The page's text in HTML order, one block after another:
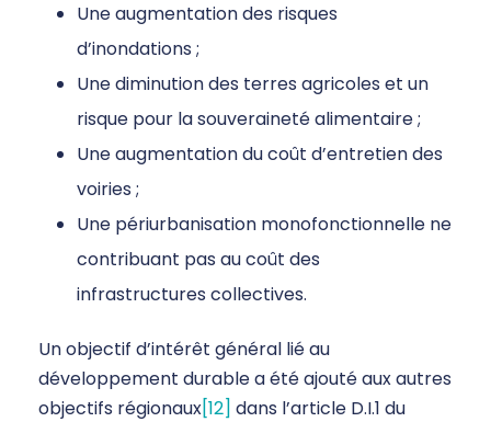
Une augmentation des risques
d’inondations ;
Une diminution des terres agricoles et un
risque pour la souveraineté alimentaire ;
Une augmentation du coût d’entretien des
voiries ;
Une périurbanisation monofonctionnelle ne
contribuant pas au coût des
infrastructures collectives.
Un objectif d’intérêt général lié au
développement durable a été ajouté aux autres
objectifs régionaux[12] dans l’article D.I.1 du